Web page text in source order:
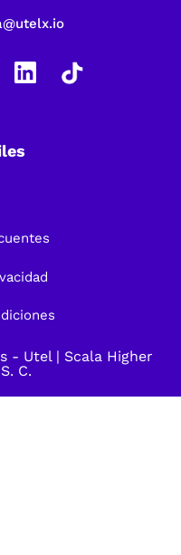
- Utel | Scala Higher
C.